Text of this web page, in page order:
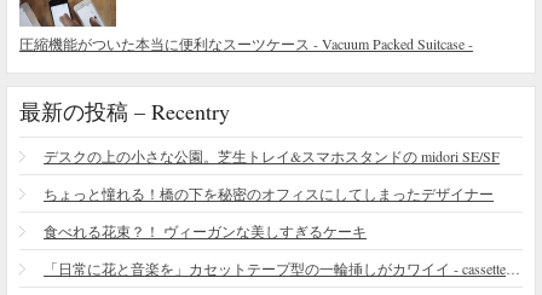
圧縮機能がついた本当に便利なスーツケース - Vacuum Packed Suitcase -
最新の投稿 – Recentry
デスクの上の小さな公園。芝生トレイ&スマホスタンドの midori SE/SF
ちょっと憧れる！橋の下を秘密のオフィスにしてしまったデザイナー
食べれる花束？！ ヴィーガンな美しすぎるケーキ
「日常に花と音楽を」カセットテープ型の一輪挿しがカワイイ - cassette vase